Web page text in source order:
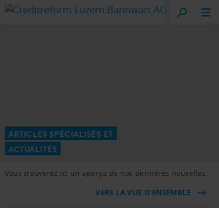
Creditreform
Lucerne
ARTICLES SPÉCIALISÉS ET
ACTUALITÉS
Vous trouverez ici un aperçu de nos dernières nouvelles.
VERS LA VUE D'ENSEMBLE